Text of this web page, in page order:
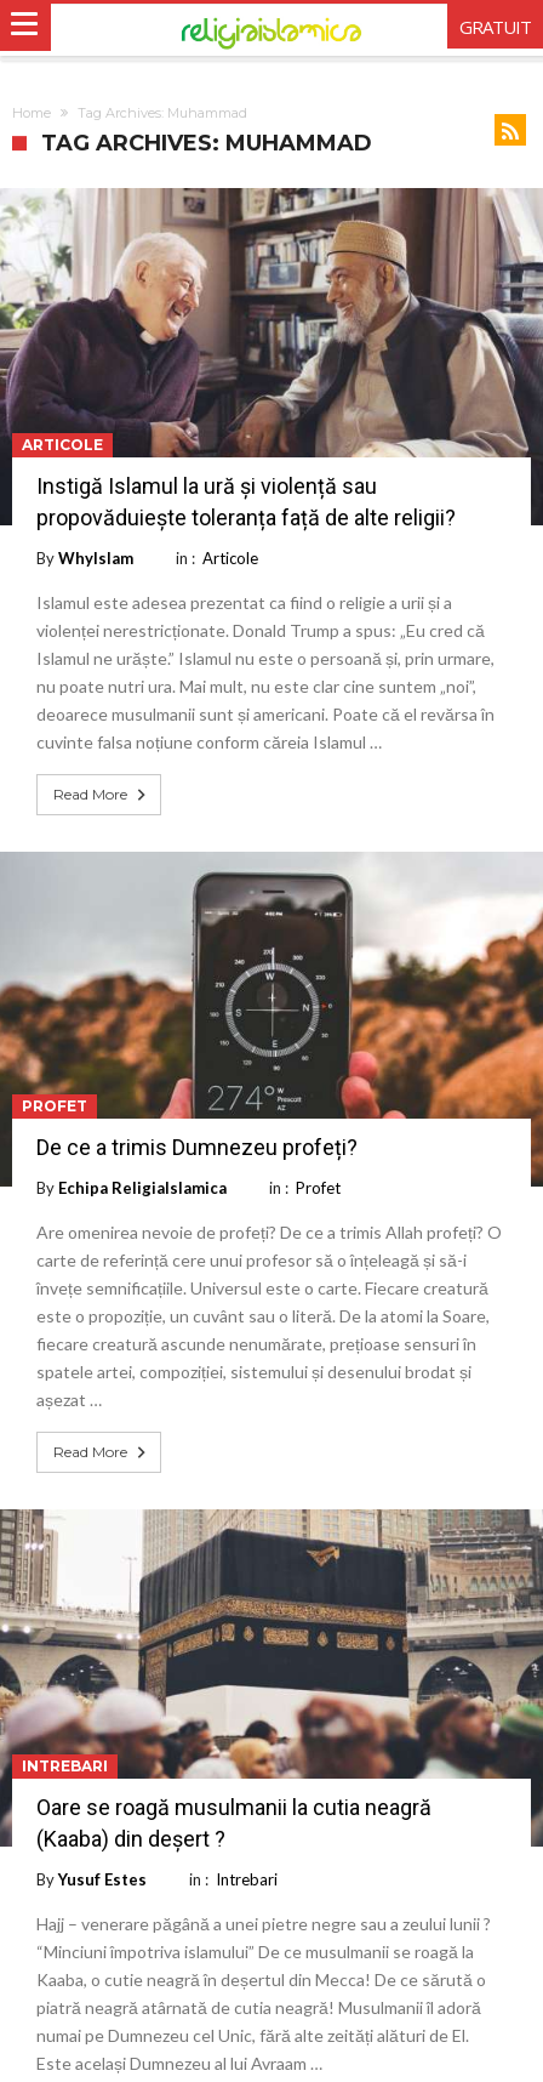
GRATUIT
Home Tag Archives: Muhammad
TAG ARCHIVES: MUHAMMAD
ARTICOLE
Instigă Islamul la ură și violență sau
propovăduiește toleranța față de alte religii?
ByWhyIslam in : Articole
Islamul este adesea prezentat ca fiind o religie a urii și a
violenței nerestricționate. Donald Trump a spus: „Eu cred că
Islamul ne urăște.” Islamul nu este o persoană și, prin urmare,
nu poate nutri ura. Mai mult, nu este clar cine suntem „noi”,
deoarece musulmanii sunt și americani. Poate că el revărsa în
cuvinte falsa noțiune conform căreia Islamul …
Read More
PROFET
De ce a trimis Dumnezeu profeți?
By Echipa ReligiaIslamica in : Profet
Are omenirea nevoie de profeți? De ce a trimis Allah profeți? O
carte de referință cere unui profesor să o înțeleagă și să-i
învețe semnificațiile. Universul este o carte. Fiecare creatură
este o propoziție, un cuvânt sau o literă. De la atomi la Soare,
fiecare creatură ascunde nenumărate, prețioase sensuri în
spatele artei, compoziției, sistemului și desenului brodat și
așezat …
Read More
INTREBARI
Oare se roagă musulmanii la cutia neagră
(Kaaba) din deșert ?
ByYusuf Estes in : Intrebari
Hajj – venerare păgână a unei pietre negre sau a zeului lunii ?
“Minciuni împotriva islamului” De ce musulmanii se roagă la
Kaaba, o cutie neagră în deșertul din Mecca! De ce sărută o
piatră neagră atârnată de cutia neagră! Musulmanii îl adoră
numai pe Dumnezeu cel Unic, fără alte zeități alături de El.
Este același Dumnezeu al lui Avraam …